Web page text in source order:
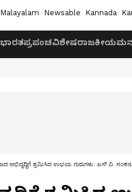
Malayalam Newsable Kannada
ಭಾರತಪ್ರಪಂಚವಿಶೇಷರಾಜಕೀಯ
ಅಭಿವೃದ್ಧಿಗೆ ಶ್ರಮಿಸಿದ ಉಭಯ ಗುರುಗಳು: ಎಸ್.ವಿ.